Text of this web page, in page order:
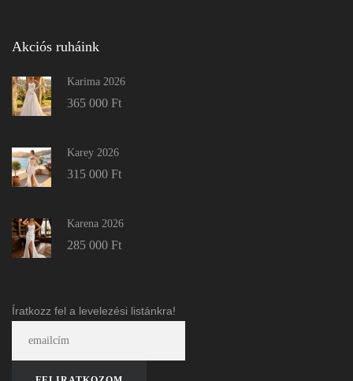
Akciós ruháink
Karima 2026
365 000 Ft
Karey 2026
315 000 Ft
Karena 2026
285 000 Ft
Íratkozz fel a levelezési listánkra!